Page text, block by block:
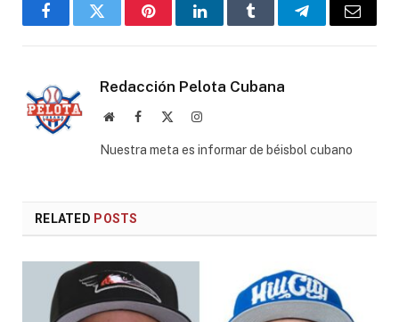
FacebookTwitter PinterestLinkedInTumblr TelegramEmail
Redacción Pelota Cubana
WebsiteFacebook Instagram
Nuestra meta es informar de béisbol cubano
RELATED POSTS